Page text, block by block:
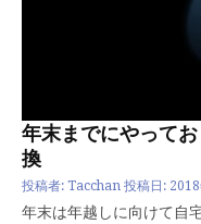
年末までにやって
換
投稿者: Tacchan 投稿日:
年末は年越しに向けて自